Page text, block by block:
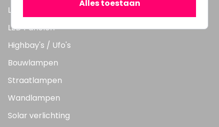
LED TL Buizen
LED Panelen
Highbay's / Ufo's
Bouwlampen
Straatlampen
Wandlampen
Solar verlichting
Alles toestaan